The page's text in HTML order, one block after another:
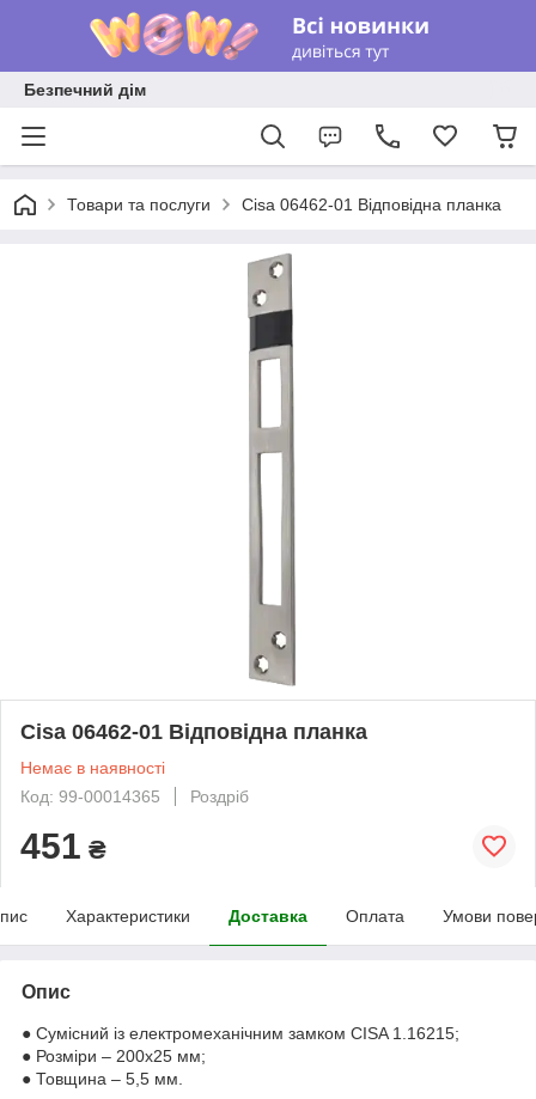
Безпечний дім
Товари та послуги Cisa 06462-01 Відповідна планка
Cisa 06462-01 Відповідна планка
Немає в наявності
Код: 99-00014365
Роздріб
451 ₴
Характеристики Доставка Оплата Умови
Опис
● Сумісний із електромеханічним замком CISA 1.16215;
● Розміри – 200х25 мм;
● Товщина – 5,5 мм.